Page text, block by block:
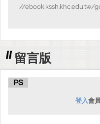
//ebook.kssh.khc.edu.tw/
留言版
PS
登入會